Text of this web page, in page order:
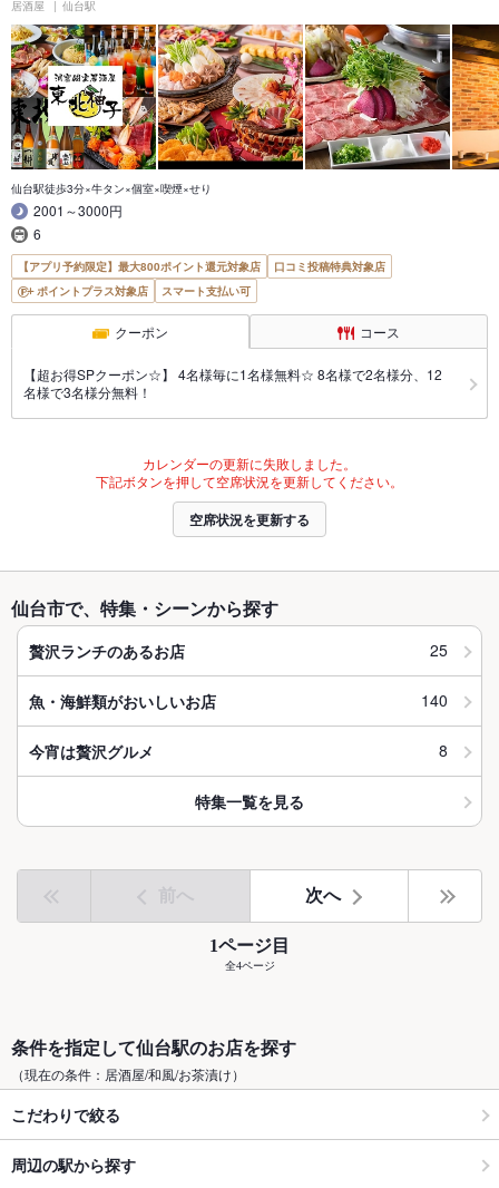
居酒屋 仙台駅
仙台駅徒歩3分×牛タン×個室×喫煙×せり
2001～3000円
6
【アプリ予約限定】最大800ポイント還元対象店
口コミ投稿特典対象店
ポイントプラス対象店
スマート支払い可
クーポン コース
【超お得SPクーポン☆】 4名様毎に1名様無料☆ 8名様で2名様分、12
名様で3名様分無料！
カレンダーの更新に失敗しました。
下記ボタンを押して空席状況を更新してください。
空席状況を更新する
仙台市で、特集・シーンから探す
贅沢ランチのあるお店 25
魚・海鮮類がおいしいお店 140
今宵は贅沢グルメ 8
特集一覧を見る
前へ 次へ
1ページ目
全4ページ
条件を指定して仙台駅のお店を探す
（現在の条件：居酒屋/和風/お茶漬け）
こだわりで絞る
周辺の駅から探す